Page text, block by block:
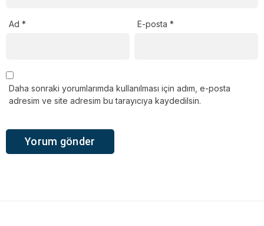
Ad * E-posta*
Daha sonraki yorumlarımda kullanılması için adım, e-posta
adresim ve site adresim bu tarayıcıya kaydedilsin.